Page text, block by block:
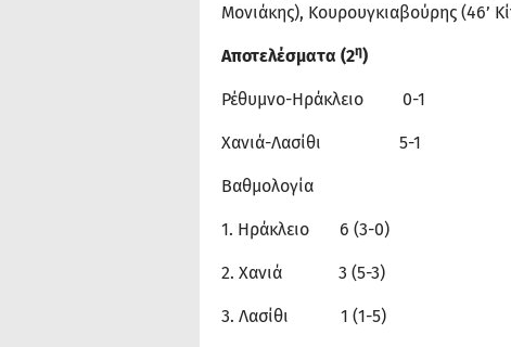
Μονιάκης), Κουρουγκιαβούρης (46’
Αποτελέσματα (2η)
Ρέθυμνο-Ηράκλειο 0-1
Χανιά-Λασίθι 5-1
Βαθμολογία
1. Ηράκλειο 6 (3-0)
2. Χανιά 3 (5-3)
3. Λασίθι 1 (1-5)